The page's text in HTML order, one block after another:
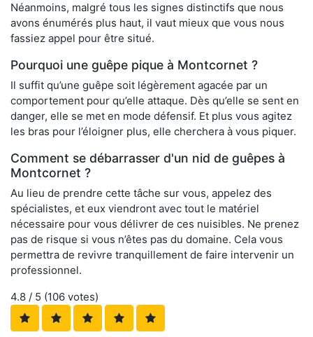
Néanmoins, malgré tous les signes distinctifs que nous
avons énumérés plus haut, il vaut mieux que vous nous
fassiez appel pour être situé.
Pourquoi une guêpe pique à Montcornet ?
Il suffit qu’une guêpe soit légèrement agacée par un
comportement pour qu’elle attaque. Dès qu’elle se sent en
danger, elle se met en mode défensif. Et plus vous agitez
les bras pour l’éloigner plus, elle cherchera à vous piquer.
Comment se débarrasser d'un nid de guêpes à
Montcornet ?
Au lieu de prendre cette tâche sur vous, appelez des
spécialistes, et eux viendront avec tout le matériel
nécessaire pour vous délivrer de ces nuisibles. Ne prenez
pas de risque si vous n’êtes pas du domaine. Cela vous
permettra de revivre tranquillement de faire intervenir un
professionnel.
4.8 / 5 (106 votes)